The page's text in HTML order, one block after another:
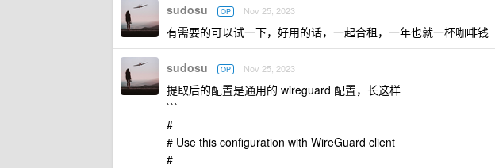
sudosu OP Nov 25, 2023
有需要的可以试一下，好用的话，一起合租，一年也就一杯咖啡钱
sudosu OP Nov 25, 2023
提取后的配置是通用的 wireguard 配置，长这样
```
#
# Use this configuration with WireGuard client
#